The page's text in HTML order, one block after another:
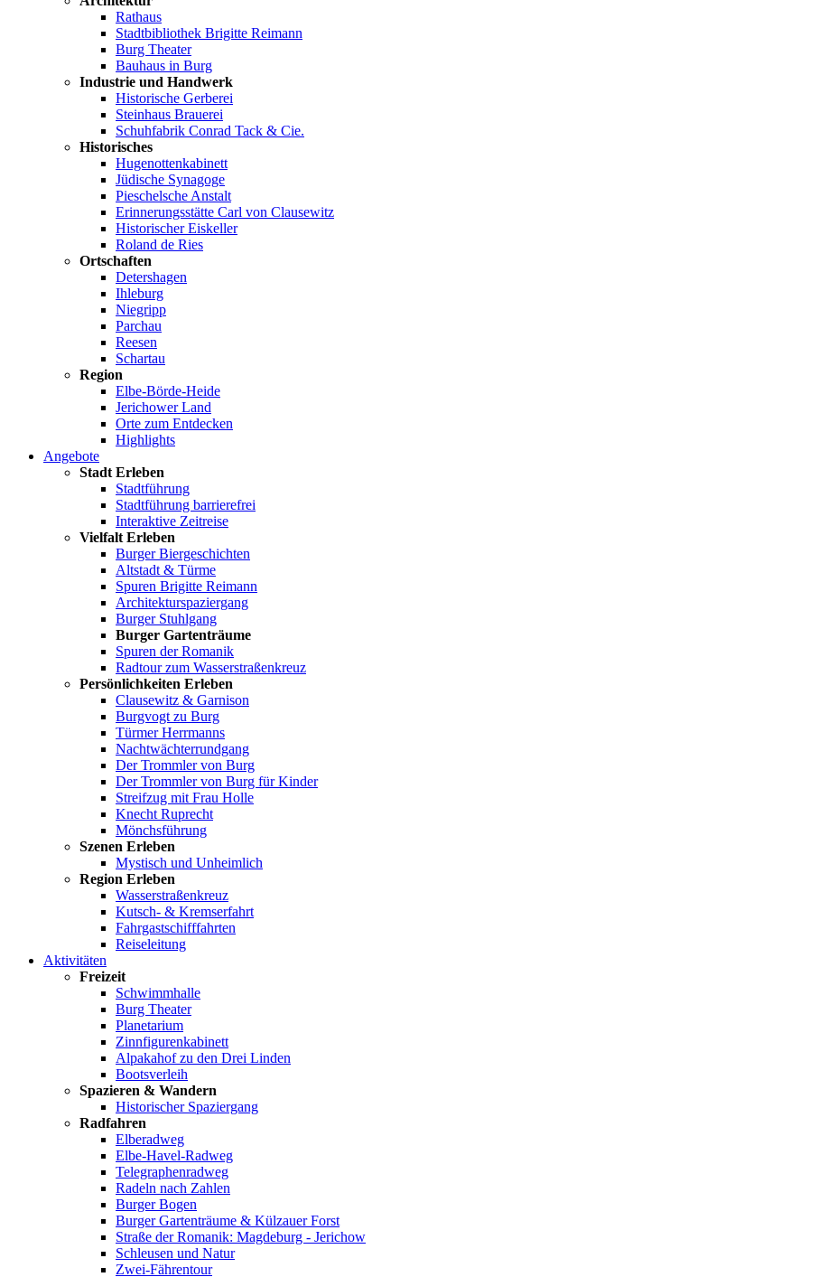
Rathaus
Stadtbibliothek Brigitte Reimann
Burg Theater
Bauhaus in Burg
Industrie und Handwerk
Historische Gerberei
Steinhaus Brauerei
Schuhfabrik Conrad Tack & Cie.
Historisches
Hugenottenkabinett
Jüdische Synagoge
Pieschelsche Anstalt
Erinnerungsstätte Carl von Clausewitz
Historischer Eiskeller
Roland de Ries
Ortschaften
Detershagen
Ihleburg
Niegripp
Parchau
Reesen
Schartau
Region
Elbe-Börde-Heide
Jerichower Land
Orte zum Entdecken
Highlights
Angebote
Stadt Erleben
Stadtführung
Stadtführung barrierefrei
Interaktive Zeitreise
Vielfalt Erleben
Burger Biergeschichten
Altstadt & Türme
Spuren Brigitte Reimann
Architekturspaziergang
Burger Stuhlgang
Burger Gartenträume
Spuren der Romanik
Radtour zum Wasserstraßenkreuz
Persönlichkeiten Erleben
Clausewitz & Garnison
Burgvogt zu Burg
Türmer Herrmanns
Nachtwächterrundgang
Der Trommler von Burg
Der Trommler von Burg für Kinder
Streifzug mit Frau Holle
Knecht Ruprecht
Mönchsführung
Szenen Erleben
Mystisch und Unheimlich
Region Erleben
Wasserstraßenkreuz
Kutsch- & Kremserfahrt
Fahrgastschifffahrten
Reiseleitung
Aktivitäten
Freizeit
Schwimmhalle
Burg Theater
Planetarium
Zinnfigurenkabinett
Alpakahof zu den Drei Linden
Bootsverleih
Spazieren & Wandern
Historischer Spaziergang
Radfahren
Elberadweg
Elbe-Havel-Radweg
Telegraphenradweg
Radeln nach Zahlen
Burger Bogen
Burger Gartenträume & Külzauer Forst
Straße der Romanik: Magdeburg - Jerichow
Schleusen und Natur
Zwei-Fährentour